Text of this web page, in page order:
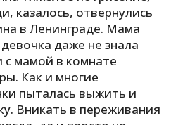
Х
Ч
казалось, отвернулись
в Ленинграде. Мама
даже не знала
с мамой в комнате
Как и многие
пыталась выжить и
Вникать в переживания